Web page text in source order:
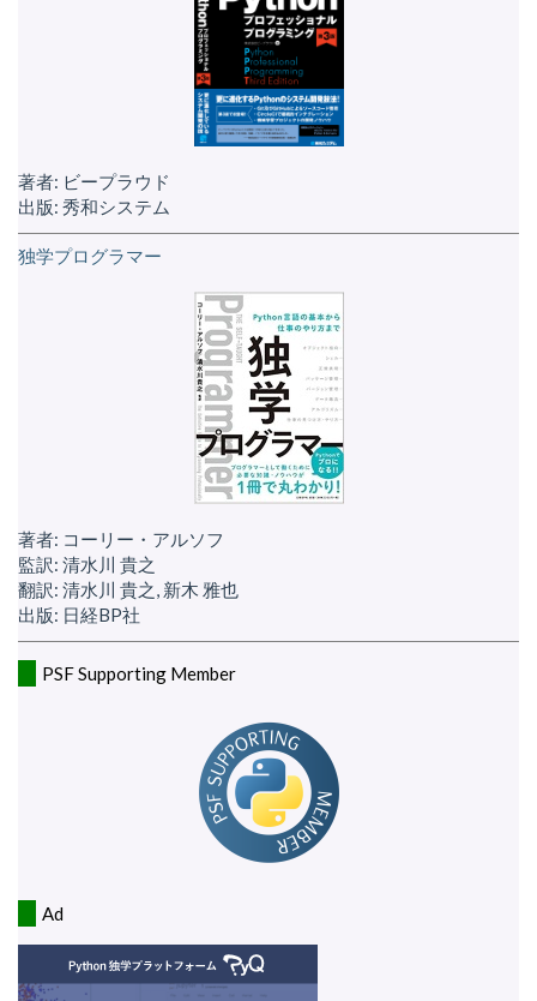
著者: ビープラウド
出版: 秀和システム
独学プログラマー
著者: コーリー・アルソフ
監訳: 清水川 貴之
翻訳: 清水川 貴之, 新木 雅也
出版: 日経BP社
PSF Supporting Member
Ad